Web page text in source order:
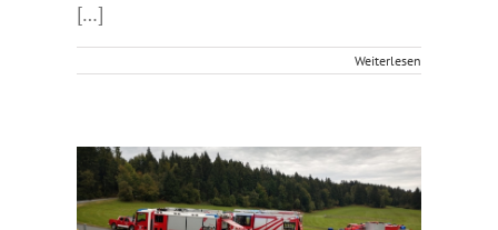
[…]
Weiterlesen